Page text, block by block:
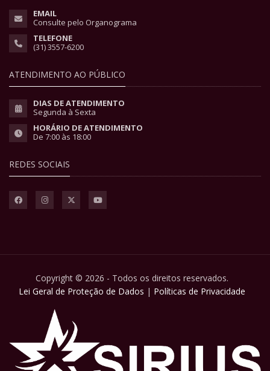
EMAIL
Consulte pelo Organograma
TELEFONE
(31) 3557-6200
ATENDIMENTO AO PÚBLICO
DIAS DE ATENDIMENTO
Segunda à Sexta
HORÁRIO DE ATENDIMENTO
De 7:00 às 18:00
REDES SOCIAIS
Copyright © 2026 - Todos os direitos reservados.
Lei Geral de Proteção de Dados | Políticas de Privacidade